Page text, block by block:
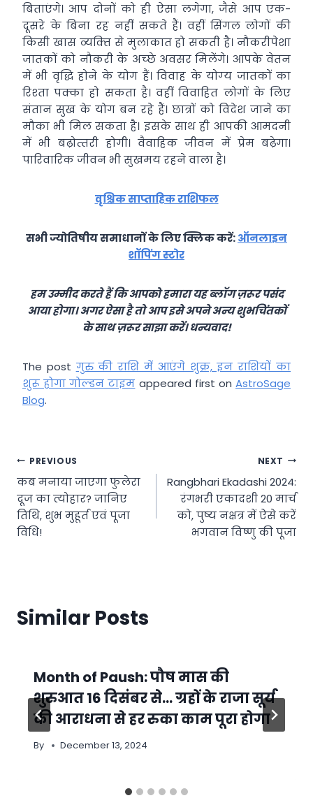
बिताएंगे। आप दोनों को ही ऐसा लगेगा, जैसे आप एक-
दूसरे के बिना रह नहीं सकते हैं। वहीं सिंगल लोगों की
किसी खास व्‍यक्‍ति से मुलाकात हो सकती है। नौकरीपेशा
जातकों को नौकरी के अच्‍छे अवसर मिलेंगे। आपके वेतन
में भी वृद्धि होने के योग हैं। विवाह के योग्‍य जातकों का
रिश्‍ता पक्‍का हो सकता है। वहीं विवाहित लोगों के लिए
संतान सुख के योग बन रहे हैं। छात्रों को विदेश जाने का
मौका भी मिल सकता है। इसके साथ ही आपकी आमदनी
में भी बढ़ोत्‍तरी होगी। वैवाहिक जीवन में प्रेम बढ़ेगा।
पारिवारिक जीवन भी सुखमय रहने वाला है।
वृश्चिक साप्ताहिक राशिफल
सभी ज्योतिषीय समाधानों के लिए क्लिक करें:ऑनलाइन
शॉपिंग स्टोर
हम उम्मीद करते हैं कि आपको हमारा यह ब्लॉग ज़रूर पसंद
आया होगा। अगर ऐसा है तो आप इसे अपने अन्य शुभचिंतकों
के साथ ज़रूर साझा करें। धन्यवाद!
The post गुरु की राशि में आएंगे शुक्र, इन राशियों का
शुरू होगा गोल्‍डन टाइम appeared first onAstroSage
Blog.
Post
navigation
PREVIOUS
कब मनाया जाएगा फुलेरा
दूज का त्योहार? जानिए
तिथि, शुभ मुहूर्त एवं पूजा
विधि!
NEXT
Rangbhari Ekadashi 2024:
रंगभरी एकादशी 20 मार्च
को, पुष्य नक्षत्र में ऐसे करें
भगवान विष्णु की पूजा
Similar Posts
Month of Paush: पौष मास की
शुरुआत 16 दिसंबर से… ग्रहों के राजा सूर्य
की आराधना से हर रुका काम पूरा होगा
By December 13, 2024